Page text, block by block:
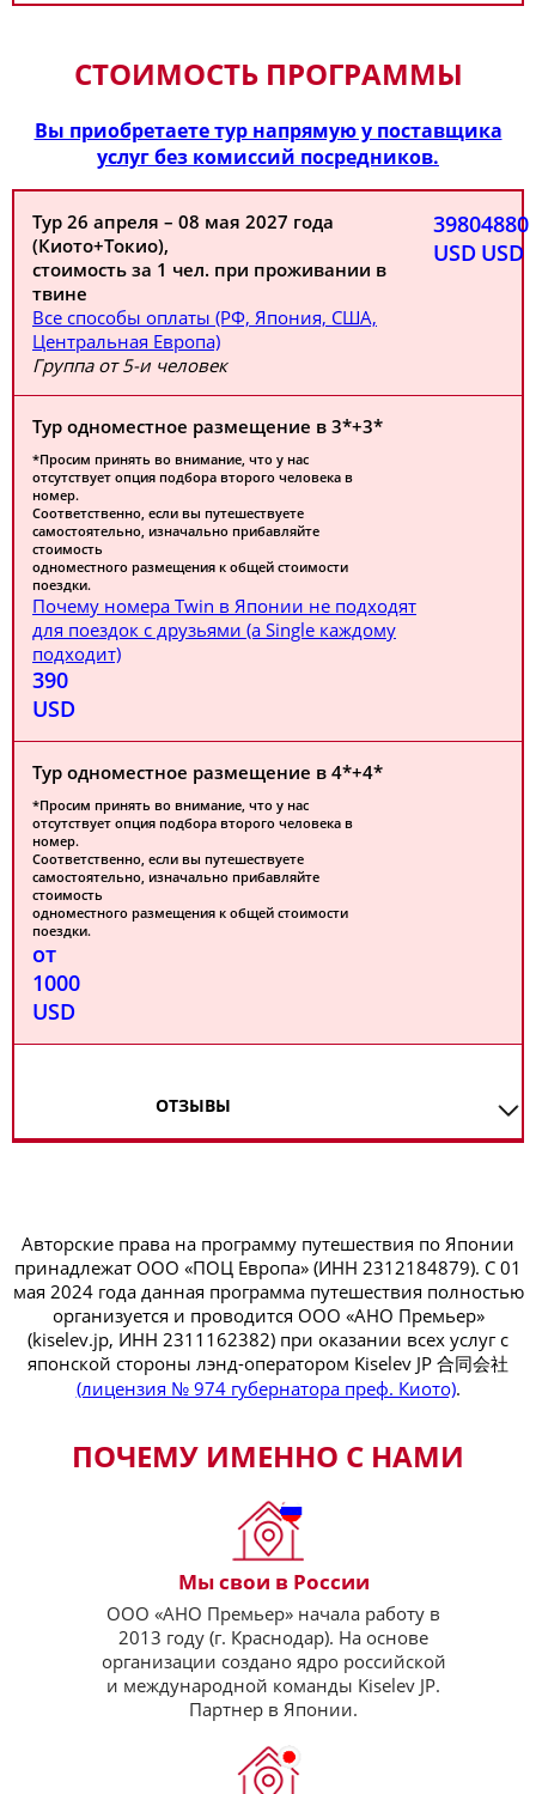
СТОИМОСТЬ ПРОГРАММЫ
Вы приобретаете тур напрямую у поставщика
услуг без комиссий посредников.
Тур 26 апреля – 08 мая 2027 года
(Киото+Токио),
стоимость за 1 чел. при проживании в
твине
Все способы оплаты (РФ, Япония, США,
Центральная Европа)
Группа от 5-и человек
3980
USD
4880
USD
Тур одноместное размещение в 3*+3*
*Просим принять во внимание, что у нас
отсутствует опция подбора второго человека в
номер.
Соответственно, если вы путешествуете
самостоятельно, изначально прибавляйте
стоимость
одноместного размещения к общей стоимости
поездки.
Почему номера Twin в Японии не подходят
для поездок с друзьями (а Single каждому
подходит)
390
USD
Тур одноместное размещение в 4*+4*
*Просим принять во внимание, что у нас
отсутствует опция подбора второго человека в
номер.
Соответственно, если вы путешествуете
самостоятельно, изначально прибавляйте
стоимость
одноместного размещения к общей стоимости
поездки.
от
1000
USD
ОТЗЫВЫ
Авторские права на программу путешествия по Японии
принадлежат ООО «ПОЦ Европа» (ИНН 2312184879). С 01
мая 2024 года данная программа путешествия полностью
организуется и проводится ООО «АНО Премьер»
(kiselev.jp, ИНН 2311162382) при оказании всех услуг с
японской стороны лэнд-оператором Kiselev JP 合同会社
(лицензия № 974 губернатора преф. Киото).
ПОЧЕМУ ИМЕННО С НАМИ
Мы свои в России
ООО «АНО Премьер» начала работу в
2013 году (г. Краснодар). На основе
организации создано ядро российской
и международной команды Kiselev JP.
Партнер в Японии.